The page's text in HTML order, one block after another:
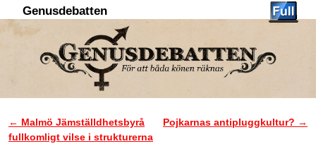
Genusdebatten
Inläggsnavigering
← Malmö Jämställdhetsbyrå
fullkomligt vilse i strukturerna
Pojkarnas antipluggkultur? →